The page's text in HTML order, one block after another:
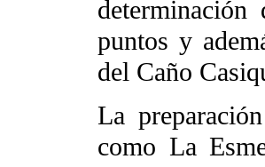
puntos y
del Caño
La
como La